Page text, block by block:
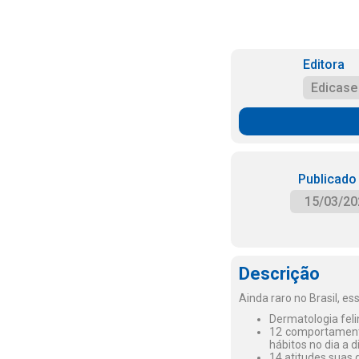
Editora
Edicase
15/03/
Descrição
Ainda raro no Brasil,
Dermatologia
12
hábitos no dia a